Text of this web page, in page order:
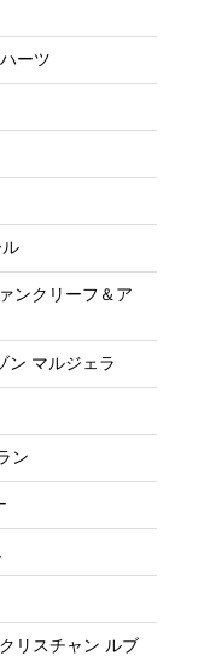
ーツ
ンクリーフ＆ア
ン マルジェラ
ン
リスチャン ルブ